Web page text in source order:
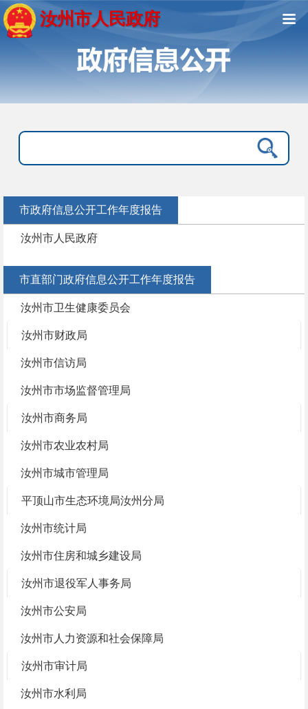
汝州市人民政府
市政府信息公开工作年度报告
汝州市人民政府
市直部门政府信息公开工作年度报告
汝州市卫生健康委员会
汝州市财政局
汝州市信访局
汝州市市场监督管理局
汝州市商务局
汝州市农业农村局
汝州市城市管理局
平顶山市生态环境局汝州分局
汝州市统计局
汝州市住房和城乡建设局
汝州市退役军人事务局
汝州市公安局
汝州市人力资源和社会保障局
汝州市审计局
汝州市水利局